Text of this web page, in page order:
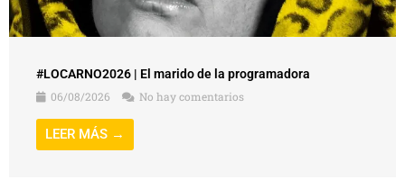
#LOCARNO2026 | El marido de la programadora
06/08/2026
No hay comentarios
LEER MÁS →